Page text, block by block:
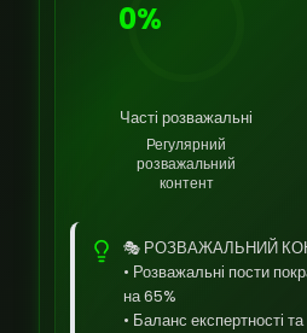
0%
Часті розважальні
Регулярний
розважальний
контент
🎭 РОЗВАЖАЛЬНИЙ
• Розважальні пости
на 65%
• Баланс експертності